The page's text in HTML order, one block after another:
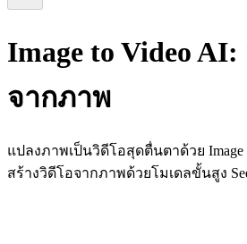
Image to Video
จากภาพ
แปลงภาพเป็นวิดีโอสุดตื่นตาด้วย Image
สร้างวิดีโอจากภาพด้วยโมเดลขั้นสูง